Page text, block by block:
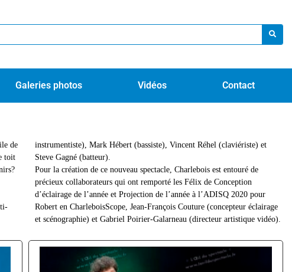
Galeries photos Vidéos Contact
de
toit
instrumentiste), Mark Hébert (bassiste), Vincent Réhel (claviériste) et
Steve Gagné (batteur).
Pour la création de ce nouveau spectacle, Charlebois est entouré de
précieux collaborateurs qui ont remporté les Félix de Conception
d’éclairage de l’année et Projection de l’année à l’ADISQ 2020 pour
Robert en CharleboisScope, Jean-François Couture (concepteur éclairage
et scénographie) et Gabriel Poirier-Galarneau (directeur artistique vidéo).